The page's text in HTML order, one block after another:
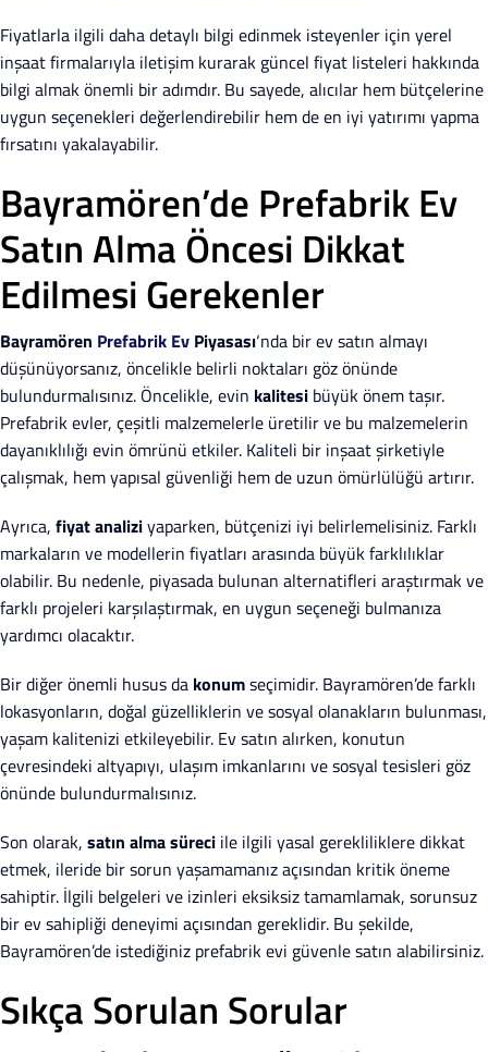
Fiyatlarla ilgili daha detaylı bilgi edinmek isteyenler için yerel
inşaat firmalarıyla iletişim kurarak güncel fiyat listeleri hakkında
bilgi almak önemli bir adımdır. Bu sayede, alıcılar hem bütçelerine
uygun seçenekleri değerlendirebilir hem de en iyi yatırımı yapma
fırsatını yakalayabilir.
Bayramören’de Prefabrik Ev
Satın Alma Öncesi Dikkat
Edilmesi Gerekenler
Bayramören Prefabrik Ev Piyasası‘nda bir ev satın almayı
düşünüyorsanız, öncelikle belirli noktaları göz önünde
bulundurmalısınız. Öncelikle, evin kalitesi büyük önem taşır.
Prefabrik evler, çeşitli malzemelerle üretilir ve bu malzemelerin
dayanıklılığı evin ömrünü etkiler. Kaliteli bir inşaat şirketiyle
çalışmak, hem yapısal güvenliği hem de uzun ömürlülüğü artırır.
Ayrıca, fiyat analiziyaparken, bütçenizi iyi belirlemelisiniz. Farklı
markaların ve modellerin fiyatları arasında büyük farklılıklar
olabilir. Bu nedenle, piyasada bulunan alternatifleri araştırmak ve
farklı projeleri karşılaştırmak, en uygun seçeneği bulmanıza
yardımcı olacaktır.
Bir diğer önemli husus da konumseçimidir. Bayramören’de farklı
lokasyonların, doğal güzelliklerin ve sosyal olanakların bulunması,
yaşam kalitenizi etkileyebilir. Ev satın alırken, konutun
çevresindeki altyapıyı, ulaşım imkanlarını ve sosyal tesisleri göz
önünde bulundurmalısınız.
Son olarak, satın alma süreci ile ilgili yasal gerekliliklere dikkat
etmek, ileride bir sorun yaşamamanız açısından kritik öneme
sahiptir. İlgili belgeleri ve izinleri eksiksiz tamamlamak, sorunsuz
bir ev sahipliği deneyimi açısından gereklidir. Bu şekilde,
Bayramören’de istediğiniz prefabrik evi güvenle satın alabilirsiniz.
Sıkça Sorulan Sorular